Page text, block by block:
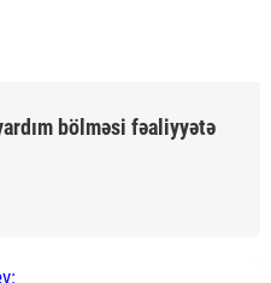
bölməsi fəaliyyətə